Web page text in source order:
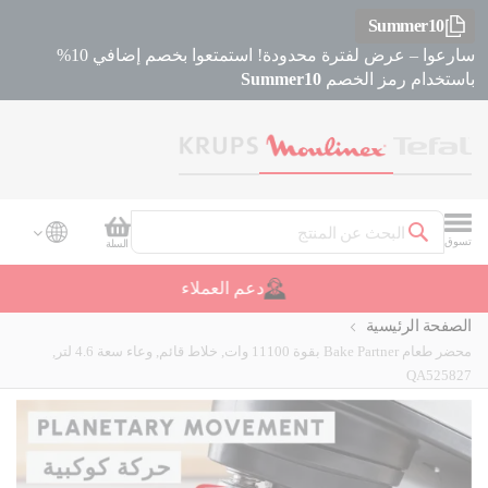
Summer10
سارعوا – عرض لفترة محدودة! استمتعوا بخصم إضافي 10%
باستخدام رمز الخصم Summer10
تسوق
بحث
سلة
السلة
دعم العملاء
الصفحة الرئيسية
محضر طعام Bake Partner بقوة 11100 وات, خلاط قائم, وعاء سعة 4.6 لتر,
QA525827
to
the
to
the
beginning